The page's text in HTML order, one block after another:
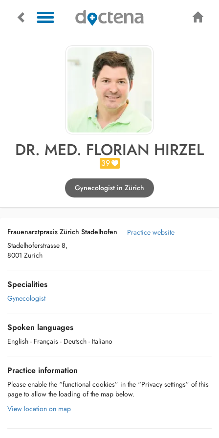
DR. MED. FLORIAN HIRZEL
39
Gynecologist in Zürich
Frauenarztpraxis Zürich Stadelhofen
Stadelhoferstrasse 8,
8001 Zurich
Practice website
Specialities
Gynecologist
Spoken languages
English - Français - Deutsch - Italiano
Practice information
Please enable the “functional cookies” in the “Privacy settings” of this
page to allow the loading of the map below.
View location on map